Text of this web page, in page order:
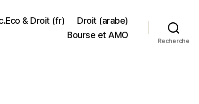
& Droit (fr)
Droit (arabe)
Bourse et AMO
Recherche